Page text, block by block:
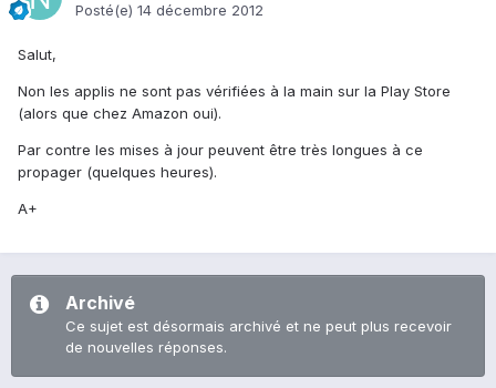
Posté(e) 14 décembre 2012
Salut,
Non les applis ne sont pas vérifiées à la main sur la Play Store
(alors que chez Amazon oui).
Par contre les mises à jour peuvent être très longues à ce
propager (quelques heures).
A+
Archivé
Ce sujet est désormais archivé et ne peut plus recevoir
de nouvelles réponses.